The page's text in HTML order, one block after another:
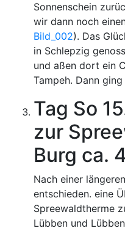
Sonnenschein
wir dann noch
Bild_002). Das
in Schlepzig
und aßen dort ein
Tampeh. Dann
Tag So
zur
Burg ca.
Nach einer
entschieden. eine
Spreewaldtherme
Lübben und